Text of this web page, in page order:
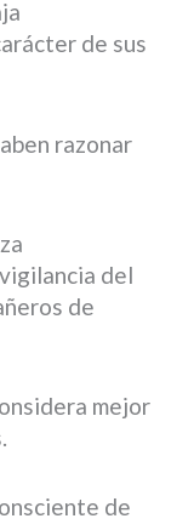
de sus
razonar
del
de
mejor
de